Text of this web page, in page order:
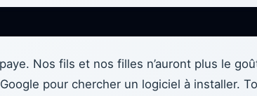
Nos fils et nos filles n’auront plus le
pour chercher un logiciel à installer.